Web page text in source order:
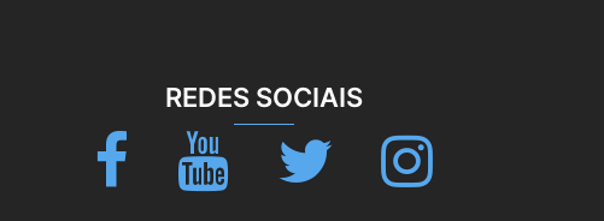
REDES SOCIAIS
Facebook Youtube Twitter